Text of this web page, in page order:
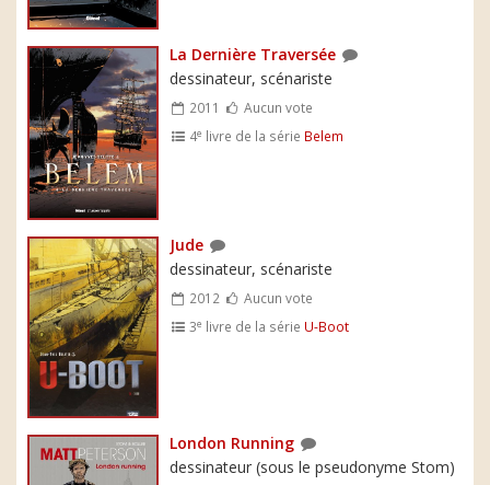
La Dernière Traversée
dessinateur, scénariste
2011
Aucun vote
4e livre de la série Belem
Jude
dessinateur, scénariste
2012
Aucun vote
3e livre de la série U-Boot
London Running
dessinateur (sous le pseudonyme Stom)